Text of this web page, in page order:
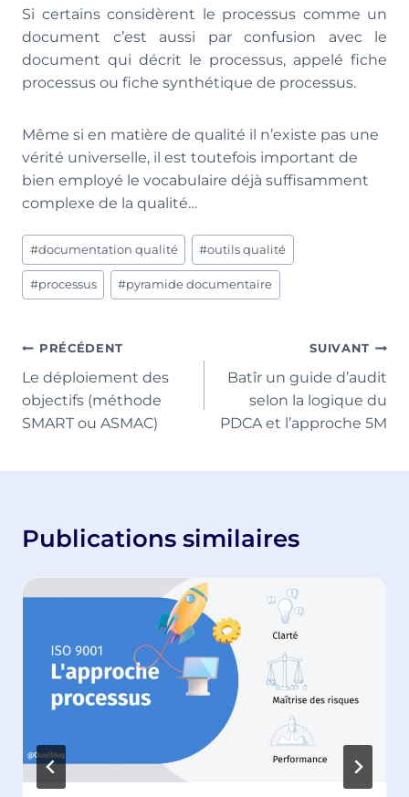
Si certains considèrent le processus comme un
document c’est aussi par confusion avec le
document qui décrit le processus, appelé fiche
processus ou fiche synthétique de processus.
Même si en matière de qualité il n’existe pas une
vérité universelle, il est toutefois important de
bien employé le vocabulaire déjà suffisamment
complexe de la qualité…
Étiquettes
de
la
#documentation qualité #outils qualité
#processus #pyramide documentaire
Navigation
de
l’article
PRÉCÉDENT
Le déploiement des
objectifs (méthode
SMART ou ASMAC)
SUIVANT
Batîr un guide d’audit
selon la logique du
PDCA et l’approche 5M
Publications similaires